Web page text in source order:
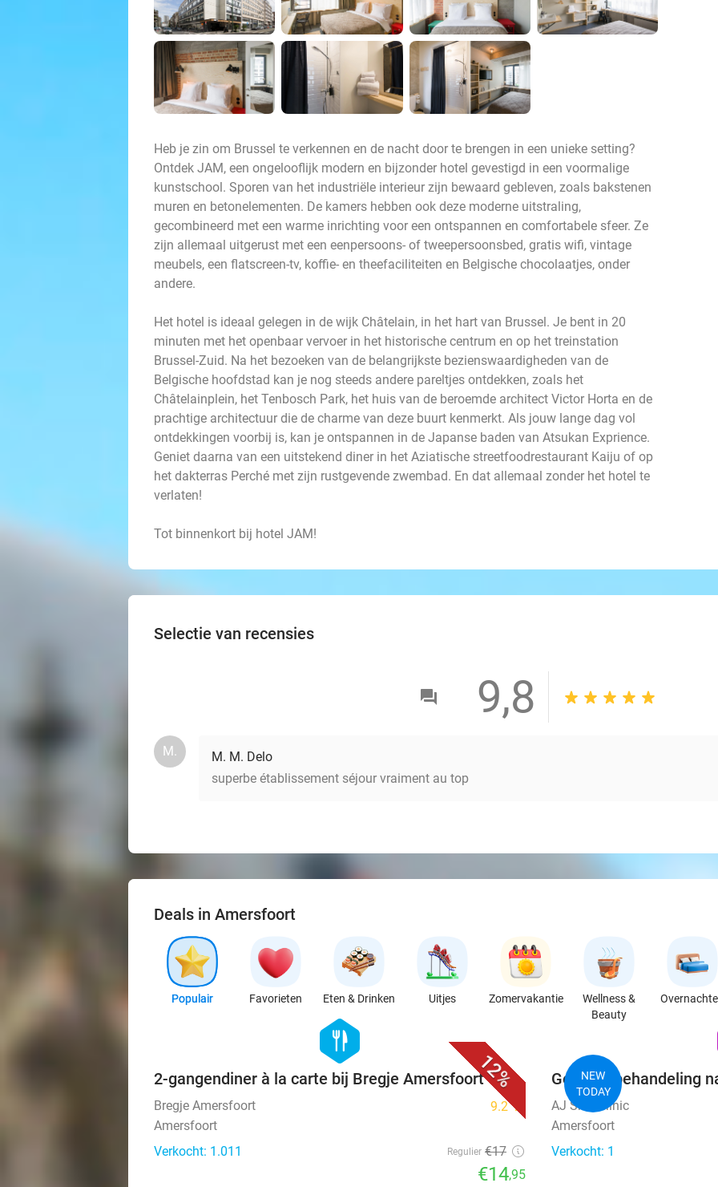
Heb je zin om Brussel te verkennen en de nacht door te brengen in een unieke setting?
Ontdek JAM, een ongelooflijk modern en bijzonder hotel gevestigd in een voormalige
kunstschool. Sporen van het industriële interieur zijn bewaard gebleven, zoals bakstenen
muren en betonelementen. De kamers hebben ook deze moderne uitstraling,
gecombineerd met een warme inrichting voor een ontspannen en comfortabele sfeer. Ze
zijn allemaal uitgerust met een eenpersoons- of tweepersoonsbed, gratis wifi, vintage
meubels, een flatscreen-tv, koffie- en theefaciliteiten en Belgische chocolaatjes, onder
andere.
Het hotel is ideaal gelegen in de wijk Châtelain, in het hart van Brussel. Je bent in 20
minuten met het openbaar vervoer in het historische centrum en op het treinstation
Brussel-Zuid. Na het bezoeken van de belangrijkste bezienswaardigheden van de
Belgische hoofdstad kan je nog steeds andere pareltjes ontdekken, zoals het
Châtelainplein, het Tenbosch Park, het huis van de beroemde architect Victor Horta en de
prachtige architectuur die de charme van deze buurt kenmerkt. Als jouw lange dag vol
ontdekkingen voorbij is, kan je ontspannen in de Japanse baden van Atsukan Exprience.
Geniet daarna van een uitstekend diner in het Aziatische streetfoodrestaurant Kaiju of op
het dakterras Perché met zijn rustgevende zwembad. En dat allemaal zonder het hotel te
verlaten!
Tot binnenkort bij hotel JAM!
Selectie van recensies
9,8
M.
M. M. Delo
superbe établissement séjour vraiment au top
Deals in Amersfoort
Populair Favorieten Eten & Drinken Uitjes Zomervakantie
Wellness &
Beauty
12%
hexagon
food
2-gangendiner à la carte bij Bregje Amersfoort
Bregje Amersfoort 9.2star
Amersfoort
Verkocht: 1.011
Regulier €17
€14,95
NEW
TODAY
Gezichtsbehandeling
AJ Skin Clinic
Amersfoort
Verkocht: 1